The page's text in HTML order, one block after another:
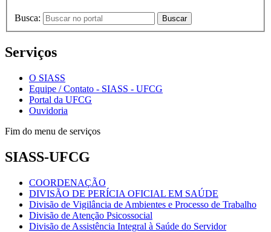
Busca: Buscar
Serviços
O SIASS
Equipe / Contato - SIASS - UFCG
Portal da UFCG
Ouvidoria
Fim do menu de serviços
SIASS-UFCG
COORDENAÇÃO
DIVISÃO DE PERÍCIA OFICIAL EM SAÚDE
Divisão de Vigilância de Ambientes e Processo de Trabalho
Divisão de Atenção Psicossocial
Divisão de Assistência Integral à Saúde do Servidor